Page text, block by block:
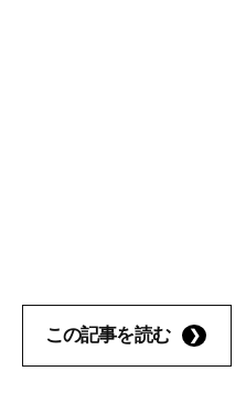
この記事を読む